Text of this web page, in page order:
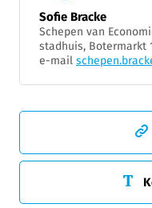
Sofie Bracke
Schepen van
stadhuis, Botermarkt
e-mail